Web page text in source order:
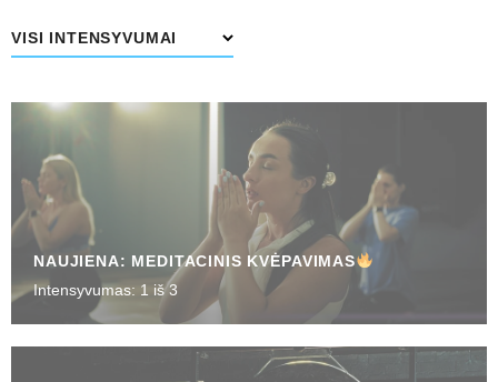
VISI INTENSYVUMAI
NAUJIENA: MEDITACINIS KVĖPAVIMAS
Intensyvumas: 1 iš 3